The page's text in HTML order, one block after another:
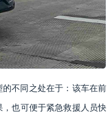
不同之处在于：该车在前
也可便于紧急救援人员快